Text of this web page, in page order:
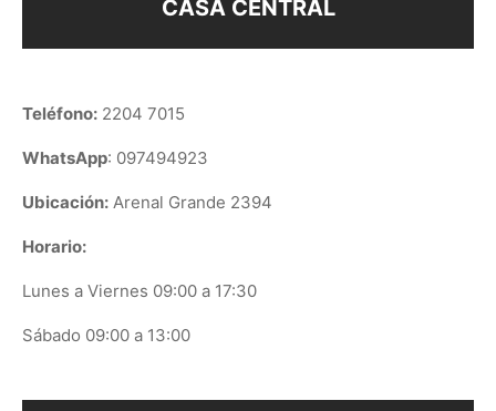
CASA CENTRAL
Teléfono: 2204 7015
WhatsApp: 097494923
Ubicación: Arenal Grande 2394
Horario:
Lunes a Viernes 09:00 a 17:30
Sábado 09:00 a 13:00